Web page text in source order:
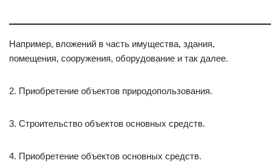
Например, вложений в часть имущества, здания,
помещения, сооружения, оборудование и так далее.
2. Приобретение объектов природопользования.
3. Строительство объектов основных средств.
4. Приобретение объектов основных средств.